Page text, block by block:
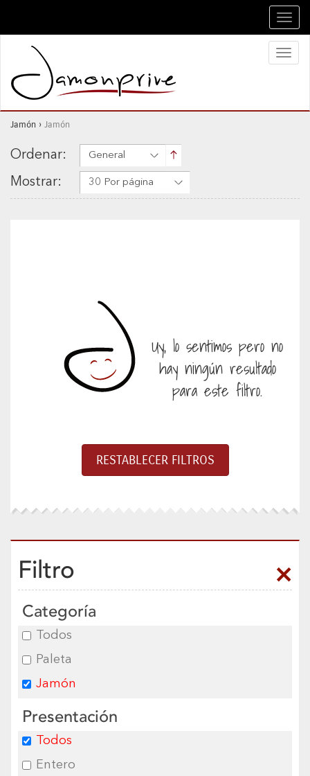
Jamón › Jamón
Ordenar: General
Mostrar: 30 Por página
Uy, lo sentimos pero no
hay ningún resultado
para este filtro.
Filtro
Categoría
Todos
Paleta
Jamón
Presentación
Todos
Entero